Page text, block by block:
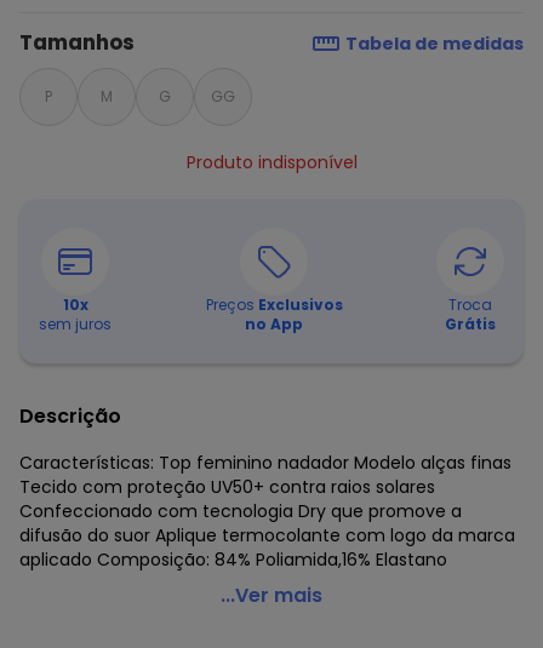
Tamanhos Tabela de medidas
P M G GG
Produto indisponível
10x
sem juros
Preços Exclusivos
no App
Troca
Grátis
Descrição
Características: Top feminino nadador Modelo alças finas
Tecido com proteção UV50+ contra raios solares
Confeccionado com tecnologia Dry que promove a
difusão do suor Aplique termocolante com logo da marca
aplicado Composição: 84% Poliamida,16% Elastano
Enfim - Top Feminino Enfim 1000128186
...Ver mais